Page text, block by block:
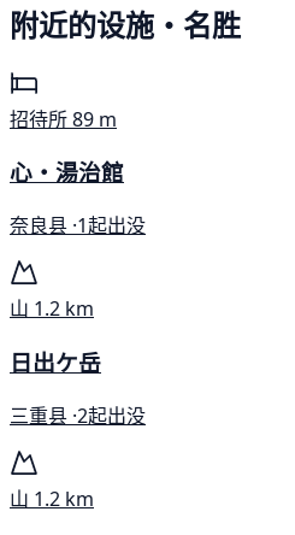
附近的设施・名胜
招待所89 m
心・湯治館
奈良县 ·1起出没
山 1.2 km
日出ケ岳
三重县 ·2起出没
山 1.2 km